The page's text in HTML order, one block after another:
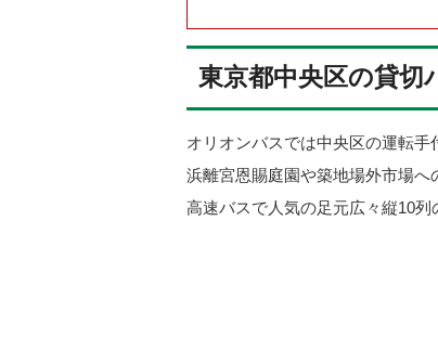
東京都中央区の貸切
オリオンバスでは中央区の運転手
浜離宮恩賜庭園や築地場外市場へ
高速バスで人気の足元広々縦10列